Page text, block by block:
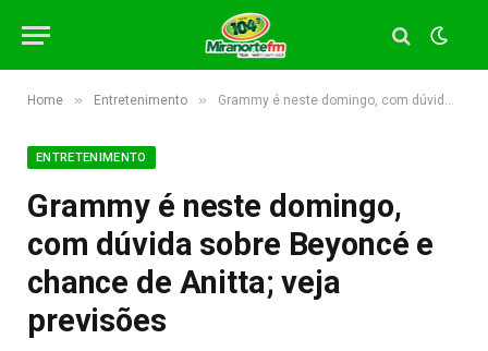
Home » Entretenimento » Grammy é neste domingo, com dúvida sobre Beyoncé e chance de Anitta; veja previsões
ENTRETENIMENTO
Grammy é neste domingo,
com dúvida sobre Beyoncé e
chance de Anitta; veja
previsões